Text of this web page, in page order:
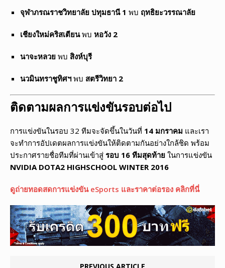
จุฬาภรณราชวิทยาลัย ปทุมธานี 1 พบ ฤทธิยะวรรณาลัย
เชียงใหม่คริสเตียนพบ หอวัง 2
นาจะหลวย พบ สิงห์บุรี
นวมินทราชูทิศฯพบ สตรีวิทยา 2
ติดตามผลการแข่งขันรอบต่อไป
การแข่งขันในรอบ 32 ทีมจะจัดขึ้นในวันที่ 14 มกราคม และเรา
จะทำการอัปเดตผลการแข่งขันให้ติดตามกันอย่างใกล้ชิด พร้อม
ประกาศรายชื่อทีมที่ผ่านเข้าสู่ รอบ 16 ทีมสุดท้าย ในการแข่งขัน
NVIDIA DOTA2 HIGHSCHOOL WINTER 2016
ดูถ่ายทอดสดการแข่งขัน eSports และราคาต่อรอง คลิกที่นี่